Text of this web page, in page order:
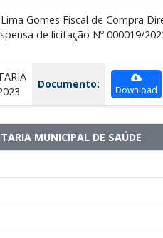
Gomes Fiscal de Compra
de licitação Nº 000019/
Documento: Download
MUNICIPAL DE SAÚDE